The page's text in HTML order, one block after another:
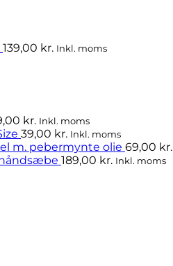
139,00 kr. Inkl. moms
kr. Inkl. moms
39,00 kr. Inkl. moms
m. pebermynte olie 69,00 kr.
189,00 kr. Inkl. moms